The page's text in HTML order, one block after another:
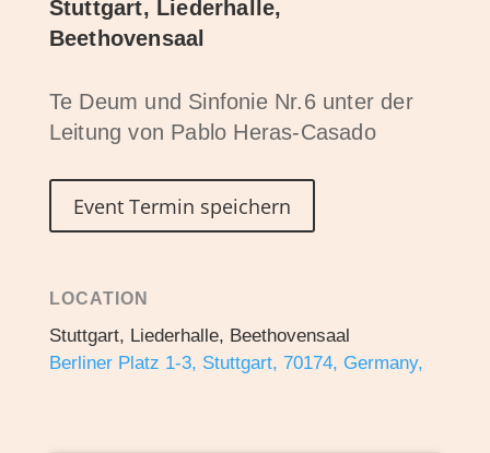
Stuttgart, Liederhalle,
Beethovensaal
Te Deum und Sinfonie Nr.6 unter der
Leitung von Pablo Heras-Casado
Event Termin speichern
LOCATION
Stuttgart, Liederhalle, Beethovensaal
Berliner Platz 1-3, Stuttgart, 70174, Germany,